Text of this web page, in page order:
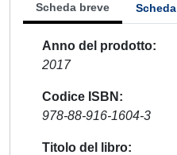
Scheda breve
Anno del prodotto
2017
Codice ISBN
978-88-916-1604-3
Titolo del libro